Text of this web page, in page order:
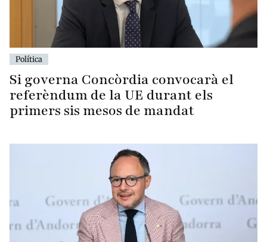
Política
Si governa Concòrdia convocarà el
referèndum de la UE durant els
primers sis mesos de mandat